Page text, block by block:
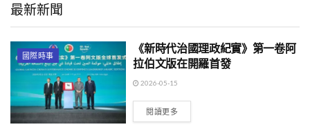
最新新聞
國際時事
《新時代治國理政紀實》第一卷阿
拉伯文版在開羅首發
2026-05-15
閱讀更多